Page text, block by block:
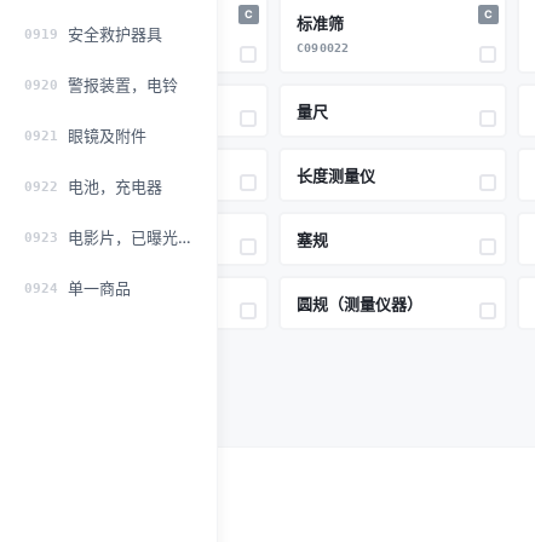
0919 安全救护器具
0920 警报装置，电铃
0921 眼镜及附件
0922 电池，充电器
0923 电影片，已曝光材料
0924 单一商品
分样筛 C 标准筛
C090022
C
量尺
超声波测厚仪 长度测量仪
环规 塞规
测量卡尺 圆规（测量仪器）